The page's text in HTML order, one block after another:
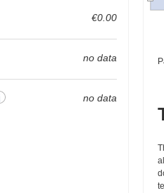
€0.00
no data
no data